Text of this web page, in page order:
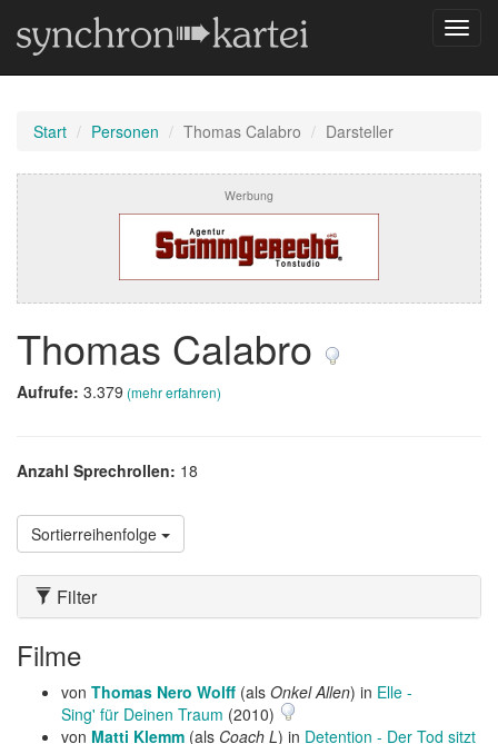
Start Personen Thomas Calabro Darsteller
Werbung
Thomas Calabro
Aufrufe: 3.379 (mehr erfahren)
Anzahl Sprechrollen: 18
Sortierreihenfolge
Filter
Filme
von Thomas Nero Wolff (als Onkel Allen) in Elle -
Sing' für Deinen Traum (2010)
von Matti Klemm (als Coach L) in Detention - Der Tod sitzt